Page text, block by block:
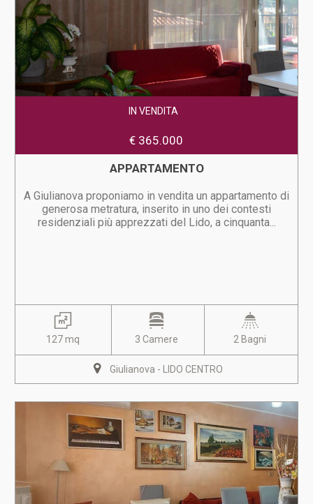
IN VENDITA
€ 365.000
APPARTAMENTO
A Giulianova proponiamo in vendita un appartamento di
generosa metratura, inserito in uno dei contesti
residenziali più apprezzati del Lido, a cinquanta...
127 mq 3 Camere 2 Bagni
Giulianova - LIDO CENTRO